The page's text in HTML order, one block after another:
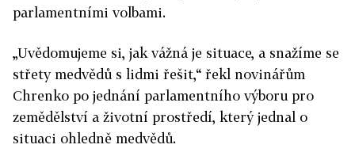
parlamentními volbami.
„Uvědomujeme si, jak vážná je situace, a snažíme se
střety medvědů s lidmi řešit,“ řekl novinářům
Chrenko po jednání parlamentního výboru pro
zemědělství a životní prostředí, který jednal o
situaci ohledně medvědů.